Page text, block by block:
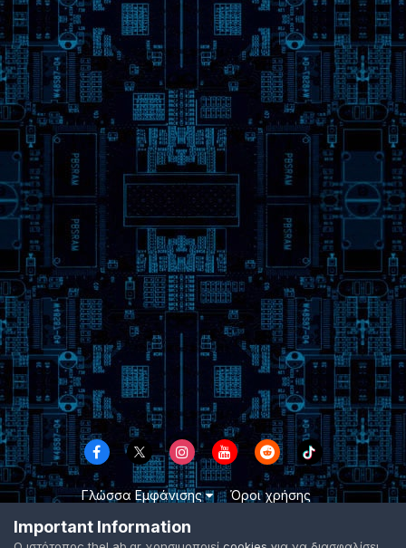
Γλώσσα Εμφάνισης
Όροι χρήσης
TheLab.gr 2003 -
Important Information